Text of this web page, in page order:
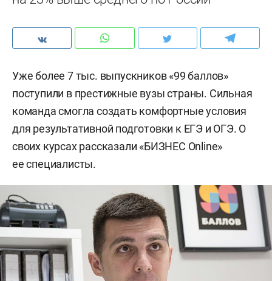
Уже более 7 тыс. выпускников «99 баллов»
поступили в престижные вузы страны. Сильная
команда смогла создать комфортные условия
для результативной подготовки к ЕГЭ и ОГЭ. О
своих курсах рассказали «БИЗНЕС Online»
ее специалисты.